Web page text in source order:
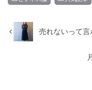
売れないって